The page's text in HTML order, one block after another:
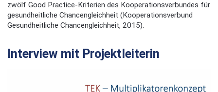
zwölf Good Practice-Kriterien des Kooperationsverbundes für
gesundheitliche Chancengleichheit (Kooperationsverbund
Gesundheitliche Chancengleichheit, 2015).
Interview mit Projektleiterin